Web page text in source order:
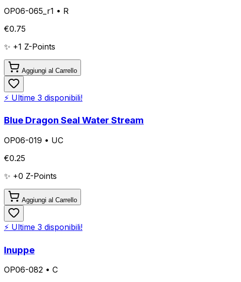
OP06-065_r1 • R
€0.75
✨ +1 Z-Points
Aggiungi al Carrello
⚡ Ultime 3 disponibili!
Blue Dragon Seal Water Stream
OP06-019 • UC
€0.25
✨ +0 Z-Points
Aggiungi al Carrello
⚡ Ultime 3 disponibili!
Inuppe
OP06-082 • C